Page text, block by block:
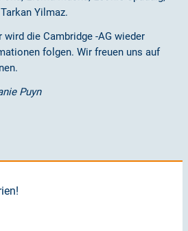
Yilmaz.
die Cambridge -AG wieder
folgen. Wir freuen uns auf
Puyn